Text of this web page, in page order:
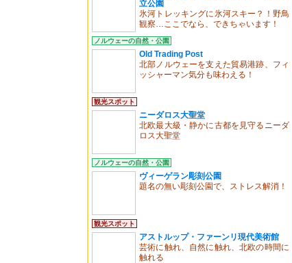
立公園
氷河トレッキングに氷河スキー？！野鳥
観察…ここでなら、できちゃいます！
ノルウェーの自然・公園
Old Trading Post
北部ノルウェーを支えた貿易港跡、フィ
ッシャーマン気分も味わえる！
観光スポット
ニーダロス大聖堂
北欧最大級・静かに古都を見守るニーダ
ロス大聖堂
ノルウェーの自然・公園
ヴィーゲラン彫刻公園
題名の無い彫刻公園で、ストレス解消！
観光スポット
アストルップ・ファーンリ現代美術館
芸術に触れ、自然に触れ、北欧の時間に
触れる